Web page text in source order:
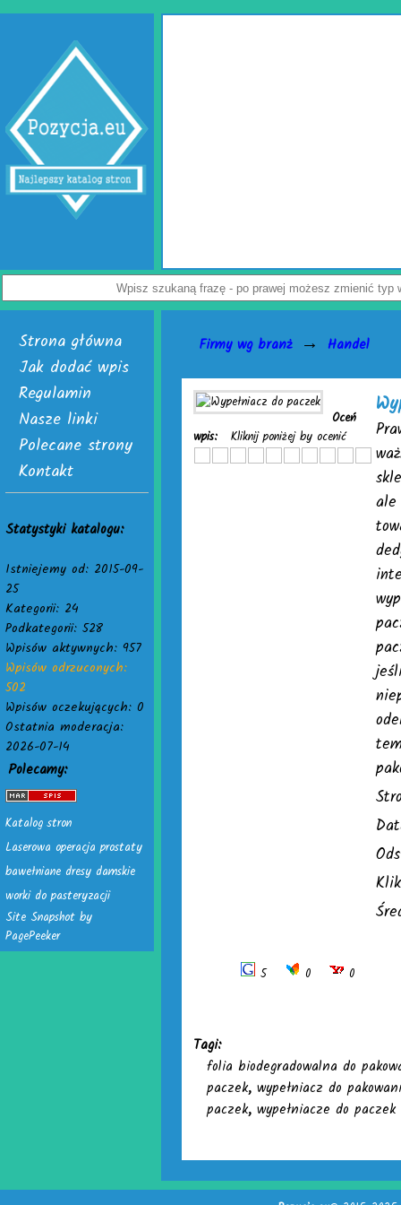
Jak uchronić paczkę przed uszkodzeniem? Z tym pytaniem zmaga się wielu
przedsiębiorców. Rozwiązaniem problemu są skuteczne wypełniacze do kartonów.
Dostępne są w dwóch, interesujących wersjach. Pierwsza to cieszące się
poduszki powietrzne do paczek. Alternatywą dla nich jest chroniąca równie dobrze
powietrzna. Do wyrobu wymienionych wersji służy folia biodegradowalna do
Załoga każdej firmy handlowej mogą w łatwy sposób tworzyć wspomniane
paczek. Do ich wytwarzania skonstruowano markowe urządzenia activaAir. Trzeba
je nabyć i uruchomić. Skończą się problemy z częstymi zwrotami uszkodzonego
Nie czekaj, już teraz odwiedź stronę activaair.pl. Znajdziesz na niej pełną ofertę
Strona główna
Jak dodać wpis
Regulamin
Nasze linki
Polecane strony
Kontakt
Statystyki katalogu:
Istniejemy od: 2015-09-
25
Kategorii: 24
Podkategorii: 528
Wpisów aktywnych: 957
Wpisów odrzuconych:
502
Wpisów oczekujących: 0
Ostatnia moderacja:
2026-07-14
Polecamy:
Katalog stron
Laserowa operacja prostaty
bawełniane dresy damskie
worki do pasteryzacji
Site Snapshot by
PagePeeker
Firmy wg branż → Handel
Oceń
wpis:
Kliknij poniżej by ocenić
ale
5 0 0
Tagi:
folia biodegradowalna do
paczek, wypełniacz do
paczek, wypełniacze do paczek